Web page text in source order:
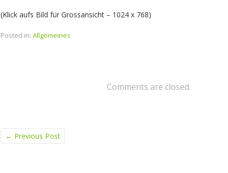
(Klick aufs Bild für Grossansicht – 1024 x 768)
Posted in: Allgemeines
Comments are closed.
← Previous Post